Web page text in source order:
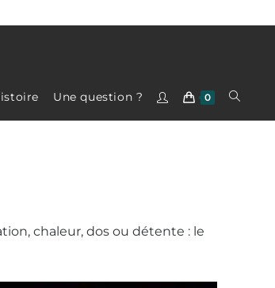
Une question ? 0
chaleur, dos ou détente : le